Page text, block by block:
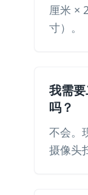
厘米 ×
寸）。
我需
吗？
不会。
摄像头